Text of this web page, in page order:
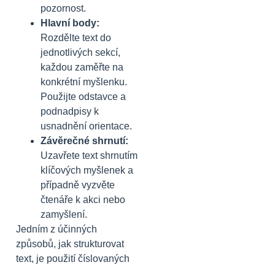
pozornost.
Hlavní body:
Rozdělte text do
jednotlivých sekcí,
každou zaměřte na
konkrétní myšlenku.
Použijte odstavce a
podnadpisy k
usnadnění orientace.
Závěrečné shrnutí:
Uzavřete text shrnutím
klíčových myšlenek a
případně vyzvěte
čtenáře k akci nebo
zamyšlení.
Jedním z účinných
způsobů, jak strukturovat
text, je použití číslovaných